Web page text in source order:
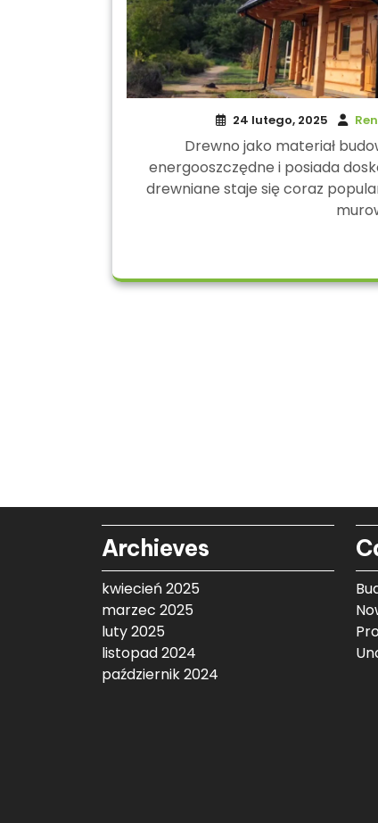
24 lutego, 2025
Drewno jako materiał
energooszczędne i posiada
drewniane staje się coraz
Archieves
kwiecień 2025
marzec 2025
luty 2025
listopad 2024
październik 2024